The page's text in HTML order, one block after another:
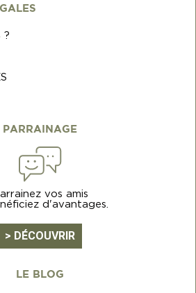
?
PARRAINAGE
vos amis
d'avantages.
> DÉCOUVRIR
LE BLOG